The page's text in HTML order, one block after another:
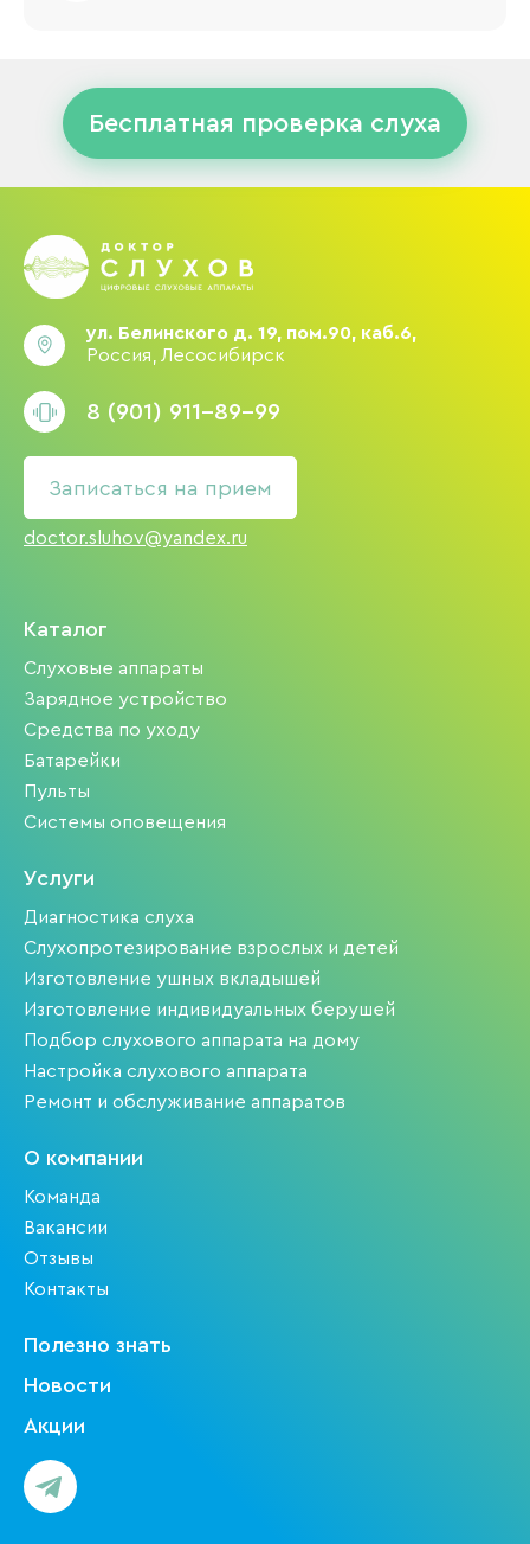
Бесплатная проверка слуха
ул. Белинского д. 19, пом.90, каб.6,
Россия, Лесосибирск
8 (901) 911-89-99
Записаться на прием
doctor.sluhov@yandex.ru
Каталог
Слуховые аппараты
Зарядное устройство
Средства по уходу
Батарейки
Пульты
Системы оповещения
Услуги
Диагностика слуха
Слухопротезирование взрослых и детей
Изготовление ушных вкладышей
Изготовление индивидуальных берушей
Подбор слухового аппарата на дому
Настройка слухового аппарата
Ремонт и обслуживание аппаратов
О компании
Команда
Вакансии
Отзывы
Контакты
Полезно знать
Новости
Акции